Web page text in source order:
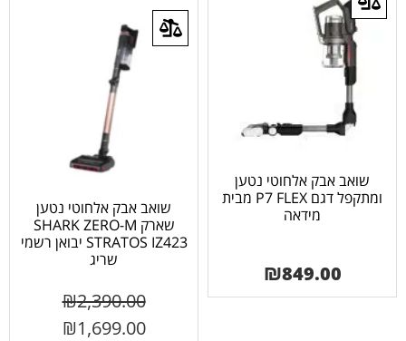
שואב אבק אלחוטי נטען
ומתקפל דגם P7 FLEX מבית
מידאה
₪849.00
שואב אבק אלחוטי נטען
שארק SHARK ZERO-M
STRATOS IZ423 יבואן רשמי
שריג
₪2,390.00
₪1,699.00